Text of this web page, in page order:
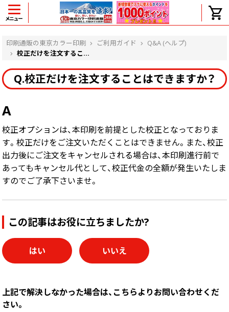
メニュー
印刷通販の東京カラー印刷 ご利用ガイド
Q&A (ヘルプ)
校正だけを注文するこ...
Q.校正だけを注文することはできますか？
A
校正オプションは、本印刷を前提とした校正となっておりま
す。校正だけをご注文いただくことはできません。また、校正
出力後にご注文をキャンセルされる場合は、本印刷進行前で
あってもキャンセル代として、校正代金の全額が発生いたしま
すのでご了承下さいませ。
この記事はお役に立ちましたか?
はい いいえ
上記で解決しなかった場合は、こちらよりお問い合わせくだ
さい。
ヘルプ
よくある質問
出荷からお届けまでの日数を教えてくださ
い。
完成時間の目安を電話で確認できますか？
任意の部数単位で帯をかけて納品できま
領収書・納品書を発行は可能ですか？
初回特典の1000ポイントを使用するに
見本と印刷データの比較はしてくれます
か？
画面表示操作
ユーザー登録ログイン